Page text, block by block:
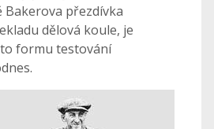
Bakerova přezdívka
dělová koule, je
formu testování